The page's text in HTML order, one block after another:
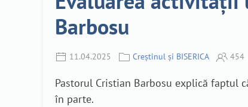
Barbosu
11.04.2025 Creștinul și BISERICA 454
Pastorul Cristian Barbosu explică faptul
în parte.